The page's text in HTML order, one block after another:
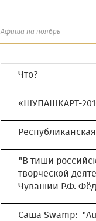
Афиша на ноябрь
Что?
«ШУПАШКАРТ-
"В тиши
творческой
Чувашии Р.Ф.
Саша Swamp: